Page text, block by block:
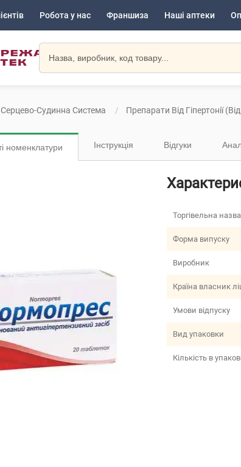
Робота у нас Франшиза Наші аптеки
Серцево-Судинна Система Препарати Від Гіпертонії
номенклатури Інструкція Відгуки
Торгівельна назва
Форма випуску
Виробник
Країна власник
Умови відпуску
Вид упаковки
Кількість в